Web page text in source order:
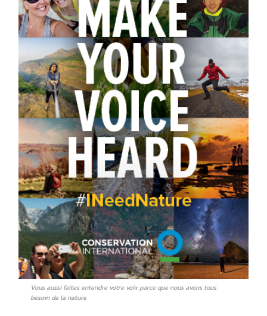
Vous aussi faites entendre votre voix parce que nous avons tous
besoin de la nature